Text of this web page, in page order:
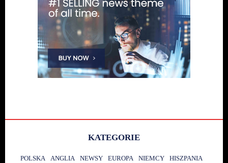
KATEGORIE
POLSKA ANGLIA NEWSY EUROPA NIEMCY HISZPANIA